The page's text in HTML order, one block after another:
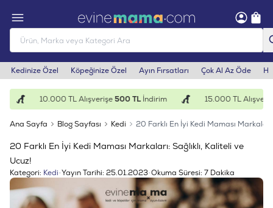
Kedinize Özel Köpeğinize Özel Ayın Fırsatları Çok Al Az Öde
10.000 TL Alışverişe500 TLİndirim 15.000 TL Alışverişe
Ana Sayfa Blog Sayfası Kedi 20 Farklı En İyi Kedi Maması
20 Farklı En İyi Kedi Maması Markaları: Sağlıklı, Kaliteli ve
Ucuz!
Kategori: Kedi•Yayın Tarihi: 25.01.2023•Okuma Süresi: 7 Dakika